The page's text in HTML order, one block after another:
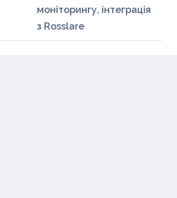
моніторингу, інтеграція
з Rosslare